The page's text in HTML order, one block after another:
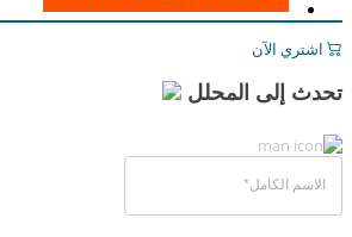
اشتري الآن
تحدث إلى المحلل